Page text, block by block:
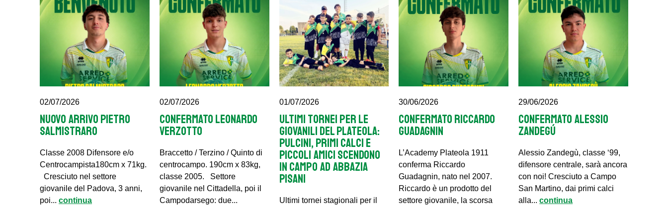
02/07/2026
NUOVO ARRIVO PIETRO
SALMISTRARO
Classe 2008 Difensore e/o
Centrocampista180cm x 71kg.
Cresciuto nel settore
giovanile del Padova, 3 anni,
poi... continua
02/07/2026
CONFERMATO LEONARDO
VERZOTTO
Braccetto / Terzino / Quinto di
centrocampo. 190cm x 83kg,
classe 2005. Settore
giovanile nel Cittadella, poi il
Campodarsego: due...
01/07/2026
Ultimi tornei per le
giovanili del Plateola:
Pulcini, Primi Calci e
Piccoli Amici scendono
in campo ad Abbazia
Pisani
Ultimi tornei stagionali per il
30/06/2026
CONFERMATO RICCARDO
GUADAGNIN
L’Academy Plateola 1911
conferma Riccardo
Guadagnin, nato nel 2007.
Riccardo è un prodotto del
settore giovanile, la scorsa
29/06/2026
CONFERMATO ALESSIO
ZANDEGÚ
Alessio Zandegù, classe ‘99,
difensore centrale, sarà ancora
con noi! Cresciuto a Campo
San Martino, dai primi calci
alla...continua